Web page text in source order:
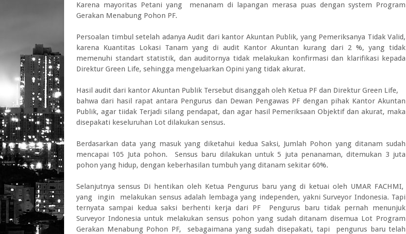
Karena mayoritas Petani yang menanam di lapangan merasa puas dengan system Program
Gerakan Menabung Pohon PF.
Persoalan timbul setelah adanya Audit dari kantor Akuntan Publik, yang Pemeriksanya Tidak Valid,
karena Kuantitas Lokasi Tanam yang di audit Kantor Akuntan kurang dari 2 %, yang tidak
memenuhi standart statistik, dan auditornya tidak melakukan konfirmasi dan klarifikasi kepada
Direktur Green Life, sehingga mengeluarkan Opini yang tidak akurat.
Hasil audit dari kantor Akuntan Publik Tersebut disanggah oleh Ketua PF dan Direktur Green Life,
bahwa dari hasil rapat antara Pengurus dan Dewan Pengawas PF dengan pihak Kantor Akuntan
Publik, agar tiidak Terjadi silang pendapat, dan agar hasil Pemeriksaan Objektif dan akurat, maka
disepakati keseluruhan Lot dilakukan sensus.
Berdasarkan data yang masuk yang diketahui kedua Saksi, Jumlah Pohon yang ditanam sudah
mencapai 105 Juta pohon. Sensus baru dilakukan untuk 5 juta penanaman, ditemukan 3 juta
pohon yang hidup, dengan keberhasilan tumbuh yang ditanam sekitar 60%.
Selanjutnya sensus Di hentikan oleh Ketua Pengurus baru yang di ketuai oleh UMAR FACHMI,
yang ingin melakukan sensus adalah lembaga yang independen, yakni Surveyor Indonesia. Tapi
ternyata sampai kedua saksi berhenti kerja dari PF Pengurus baru tidak pernah menunjuk
Surveyor Indonesia untuk melakukan sensus pohon yang sudah ditanam disemua Lot Program
Gerakan Menabung Pohon PF, sebagaimana yang sudah disepakati, tapi pengurus baru telah